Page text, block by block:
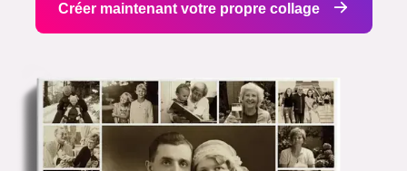
Créer maintenant votre propre collage